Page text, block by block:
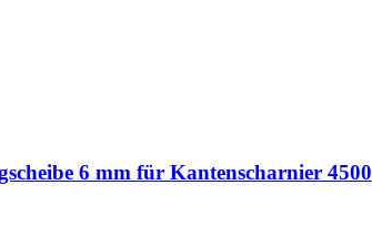
6 mm für Kantenscharnier 4500